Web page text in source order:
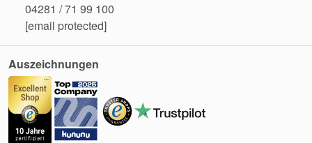
04281 / 71 99 100
[email protected]
Auszeichnungen